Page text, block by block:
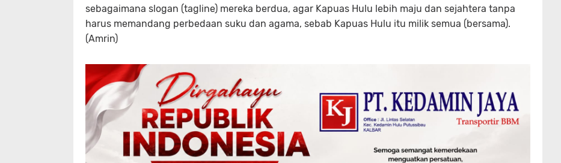
sebagaimana slogan (tagline) mereka berdua, agar Kapuas Hulu lebih maju dan sejahtera tanpa
harus memandang perbedaan suku dan agama, sebab Kapuas Hulu itu milik semua (bersama).
(Amrin)